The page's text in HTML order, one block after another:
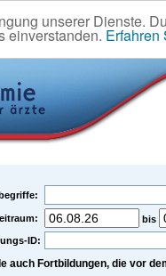
unserer Dienste.
einverstanden. Erfahren
bis
ID:
auch Fortbildungen, die vor